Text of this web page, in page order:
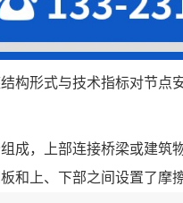
构形式与技术指标对节点
成，上部连接桥梁或建筑
和上、下部之间设置了摩